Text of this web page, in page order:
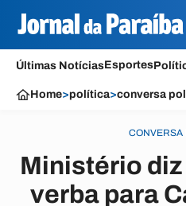
Últimas NotíciasEsportes
Home>política>conversa
CONVERSA
Ministério
verba para